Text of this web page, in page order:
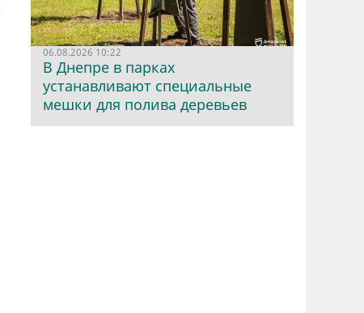
06.08.2026 10:22
В Днепре в парках
устанавливают специальные
мешки для полива деревьев